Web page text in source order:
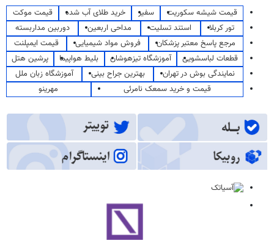
قیمت شیشه سکوریت سفیر خرید طلای آب شده
قیمت موکت
تور کربلا
استند تسلیت مداحی اربعین
دوربین مداربسته
مرجع پاسخ معتبر پزشکان
فروش مواد شیمیایی
قیمت ایمپلنت
قطعات لباسشویی
آموزشگاه تیزهوشان بلیط هواپیما
پرشین هتل
نمایندگی بوش در تهران
بهترین جراح بینی
آموزشگاه زبان ملل
قیمت و خرید سمعک نامرئی
مهرینو